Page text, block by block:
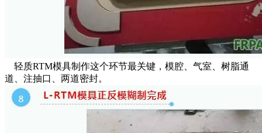
轻质RTM模具制作这个环节最关键，模腔、气室、树脂通
道、注抽口、两道密封。